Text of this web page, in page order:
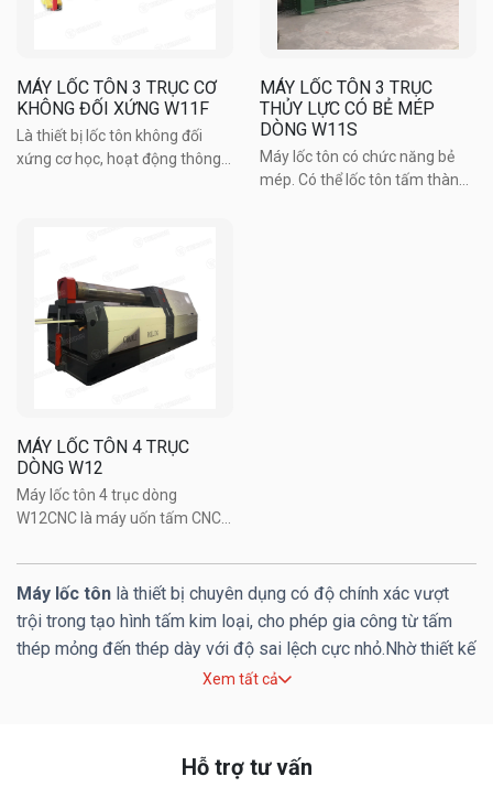
MÁY LỐC TÔN 3 TRỤC CƠ
KHÔNG ĐỐI XỨNG W11F
Là thiết bị lốc tôn không đối
xứng cơ học, hoạt động thông
của trục con lăn được ...
MÁY LỐC TÔN 3 TRỤC
THỦY LỰC CÓ BẺ MÉP
DÒNG W11S
Máy lốc tôn có chức năng bẻ
mép. Có thể lốc tôn tấm thành
MÁY LỐC TÔN 4 TRỤC
DÒNG W12
Máy lốc tôn 4 trục dòng
W12CNC là máy uốn tấm CNC
tiến quốc tế, được lập trình và
vẽ kỹ thuật số bằng PLC, được
điều khiển hoàn toàn bằng thủy
lực và tự động tua lại. Đây ...
Máy lốc tôn là thiết bị chuyên dụng có độ chính xác vượt
trội trong tạo hình tấm kim loại, cho phép gia công từ tấm
thép mỏng đến thép dày với độ sai lệch cực nhỏ.Nhờ thiết kế
trục trên dạng hình trống cùng cơ cấu trục kéo phối hợp điều
dạng yêu cầu sản xuất.Ngày nay, các dòng máy lốc tôn CNC
hiện đại đã cho phép điều khiển chính xác bán kính cong,
Xem tất cả
Hỗ trợ tư vấn